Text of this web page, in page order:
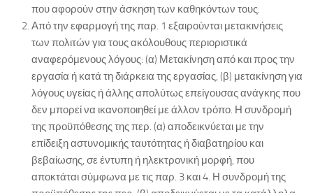
που αφορούν στην άσκηση των καθηκόντων τους.
Από την εφαρμογή της παρ. 1 εξαιρούνται μετακινήσεις
των πολιτών για τους ακόλουθους περιοριστικά
αναφερόμενους λόγους: (α) Μετακίνηση από και προς την
εργασία ή κατά τη διάρκεια της εργασίας, (β) μετακίνηση για
λόγους υγείας ή άλλης απολύτως επείγουσας ανάγκης που
δεν μπορεί να ικανοποιηθεί με άλλον τρόπο. Η συνδρομή
της προϋπόθεσης της περ. (α) αποδεικνύεται με την
επίδειξη αστυνομικής ταυτότητας ή διαβατηρίου και
βεβαίωσης, σε έντυπη ή ηλεκτρονική μορφή, που
αποκτάται σύμφωνα με τις παρ. 3 και 4. Η συνδρομή της